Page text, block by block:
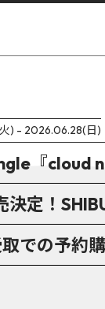
) - 2026.06.28(日)
『cloud
決定！
での予約